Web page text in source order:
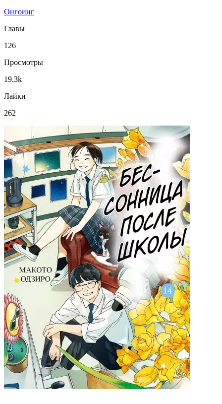
Онгоинг
Главы
126
Просмотры
19.3k
Лайки
262